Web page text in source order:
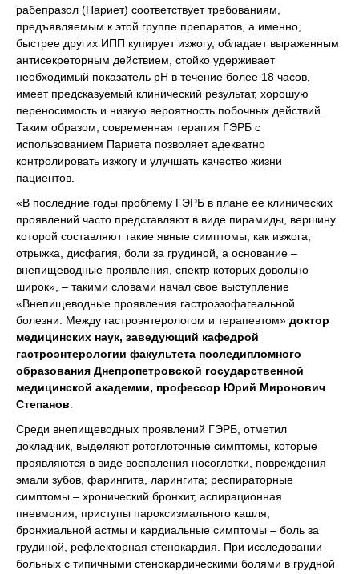
рабепразол (Париет) соответствует требованиям,
предъявляемым к этой группе препаратов, а именно,
быстрее других ИПП купирует изжогу, обладает выраженным
антисекреторным действием, стойко удерживает
необходимый показатель рН в течение более 18 часов,
имеет предсказуемый клинический результат, хорошую
переносимость и низкую вероятность побочных действий.
Таким образом, современная терапия ГЭРБ с
использованием Париета позволяет адекватно
контролировать изжогу и улучшать качество жизни
пациентов.
«В последние годы проблему ГЭРБ в плане ее клинических
проявлений часто представляют в виде пирамиды, вершину
которой составляют такие явные симптомы, как изжога,
отрыжка, дисфагия, боли за грудиной, а основание –
внепищеводные проявления, спектр которых довольно
широк», – такими словами начал свое выступление
«Внепищеводные проявления гастроэзофагеальной
болезни. Между гастроэнтерологом и терапевтом» доктор
медицинских наук, заведующий кафедрой
гастроэнтерологии факультета последипломного
образования Днепропетровской государственной
медицинской академии, профессор Юрий Миронович
Степанов
Среди внепищеводных проявлений ГЭРБ, отметил
докладчик, выделяют ротоглоточные симптомы, которые
проявляются в виде воспаления носоглотки, повреждения
эмали зубов, фарингита, ларингита; респираторные
симптомы – хронический бронхит, аспирационная
пневмония, приступы пароксизмального кашля,
бронхиальной астмы и кардиальные симптомы – боль за
грудиной, рефлекторная стенокардия. При исследовании
больных с типичными стенокардическими болями в грудной